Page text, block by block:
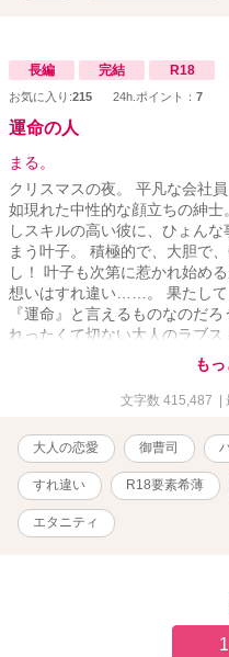
長編 完結 R18
お気に入り:215 24h.ポイント： 7
運命の人
まる。
クリスマスの夜。 平凡な会社
如現れた中性的な顔立ちの紳
しスキルの高い彼に、ひょん
まう叶子。 積極的で、大胆で
し！ 叶子も次第に惹かれ始め
想いはすれ違い……。 果たして
『運命』と言えるものなのだ
れったくて切ない大人のラブ
含まれます。 ※拙作『運命の
氏』（完結済）も、宜しければ
も
文字数 415,487 |
大人の恋愛 御曹司
すれ違い R18要素希薄
エタニティ
1